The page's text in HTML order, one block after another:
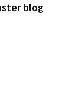
blog